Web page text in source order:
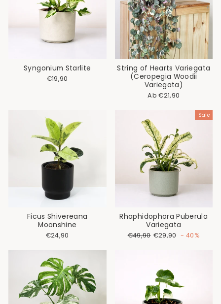
Syngonium Starlite
€19,90
String of Hearts Variegata
(Ceropegia Woodii
Variegata)
Ab €21,90
Ficus Shivereana
Moonshine
€24,90
Sale
Rhaphidophora Puberula
Variegata
Normaler
€49,90 Sonderpreis
€29,90 - 40%